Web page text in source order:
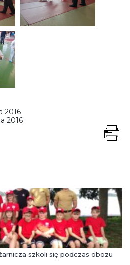
2016
2016
szkoli się podczas obozu